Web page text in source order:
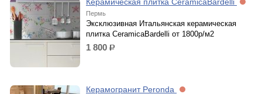
Пермь
Эксклюзивная Итальянская керамическая
плитка CeramicaBardelli от 1800р/м2
1 800 р.
Керамогранит Peronda